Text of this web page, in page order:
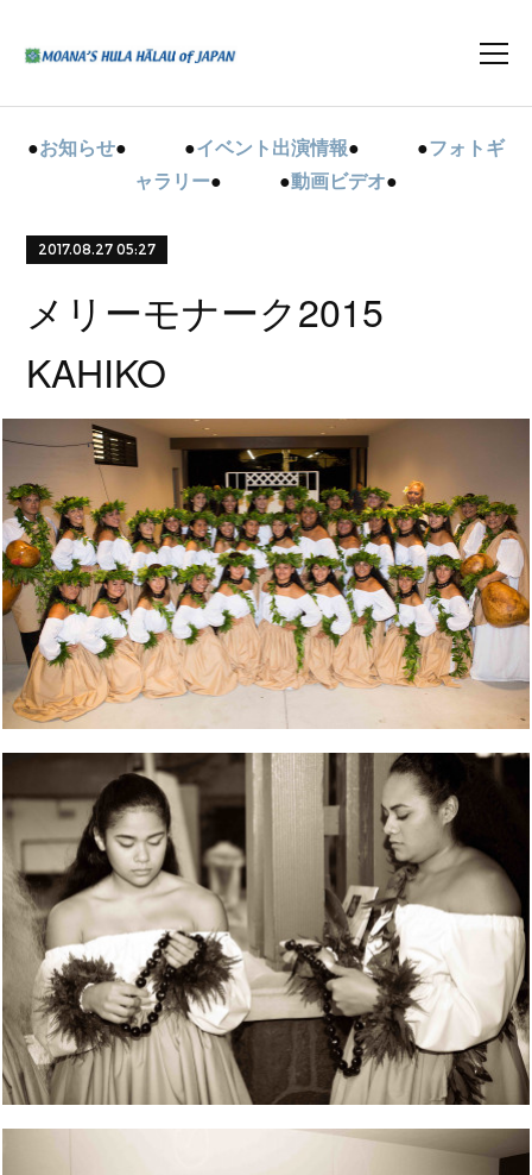
●お知らせ● ●イベント出演情報● ●フォトギ
ャラリー● ●動画ビデオ●
2017.08.27 05:27
メリーモナーク2015
KAHIKO